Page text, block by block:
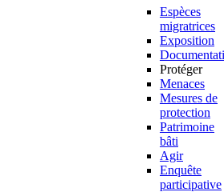
Espèces
migratrices
Exposition
Protéger
Menaces
Mesures de
protection
Patrimoine
bâti
Agir
Enquête
participative